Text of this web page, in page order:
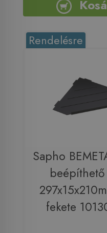
Rendelésre
Sapho
fekete